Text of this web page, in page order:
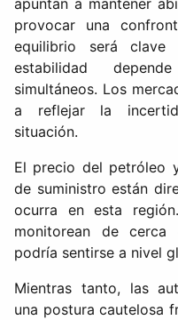
apuntan a mantener
provocar una
equilibrio será
estabilidad
simultáneos. Los
a reflejar la
situación.
El precio del petróleo
de suministro están
ocurra en esta
monitorean de cerca
podría sentirse a nivel
Mientras tanto, las
una postura cautelosa